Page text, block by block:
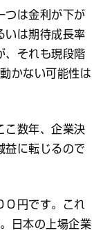
つは金利が下が
いは期待成長率
、それも現段階
かない可能性は
数年、企業決
益に転じるので
円です。これ
日本の上場企業